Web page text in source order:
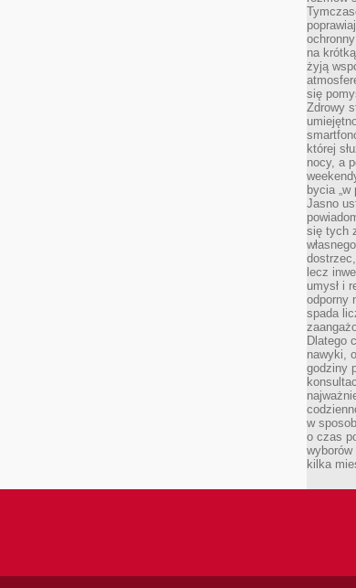
na
żyją
się
Zdrowy
której
nocy, a
bycia
Jasno
się tych
lecz
umysł i
odporny
spada
Dlatego
nawyki,
godziny
w
o czas
kilka